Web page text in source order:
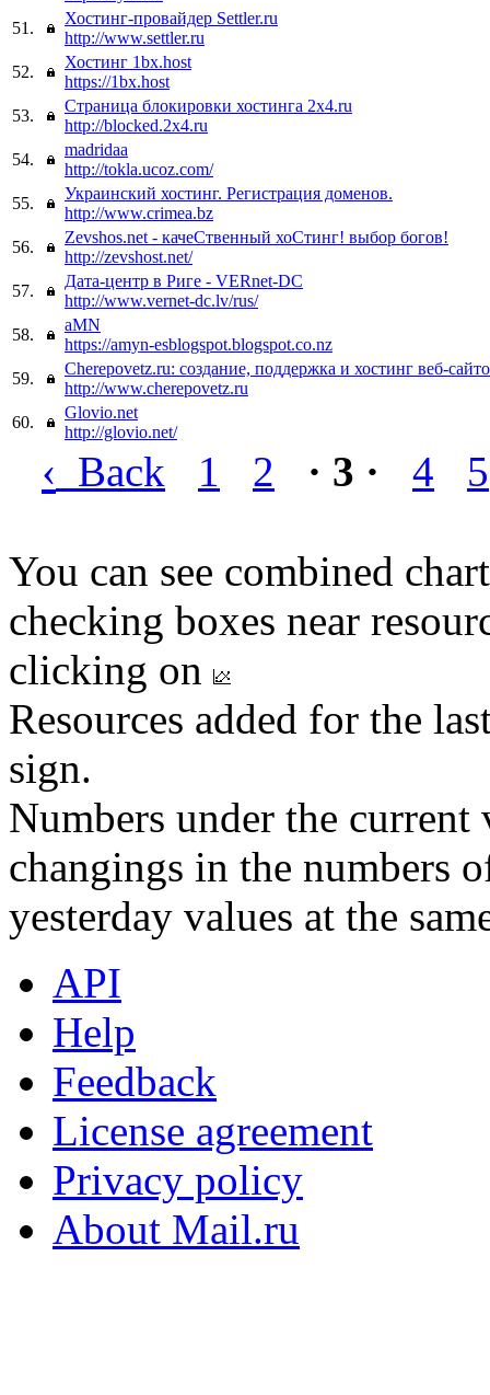
51.
Хостинг-провайдер Settler.ru
http://www.settler.ru
52.
Хостинг 1bx.host
https://1bx.host
53.
Страница блокировки хостинга 2x4.ru
http://blocked.2x4.ru
54.
madridaa
http://tokla.ucoz.com/
55.
Украинский хостинг. Регистрация доменов.
http://www.crimea.bz
56.
Zevshos.net - качеСтвенный хоСтинг! выбор богов!
http://zevshost.net/
57.
Дата-центр в Риге - VERnet-DC
http://www.vernet-dc.lv/rus/
58.
aMN
https://amyn-esblogspot.blogspot.co.nz
59.
Cherepovetz.ru: создание, поддержка и хостинг веб-
http://www.cherepovetz.ru
60.
Glovio.net
http://glovio.net/
‹ Back 1 2 · 3 · 4 5
You can see combined
checking boxes near
clicking on
Resources added for the
sign.
Numbers under the
changings in the numbers
yesterday values at the
API
Help
Feedback
License agreement
Privacy policy
About Mail.ru